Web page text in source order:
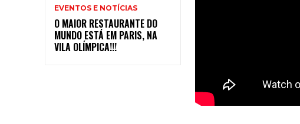
EVENTOS E NOTÍCIAS
O MAIOR RESTAURANTE DO
MUNDO ESTÁ EM PARIS, NA
VILA OLÍMPICA!!!